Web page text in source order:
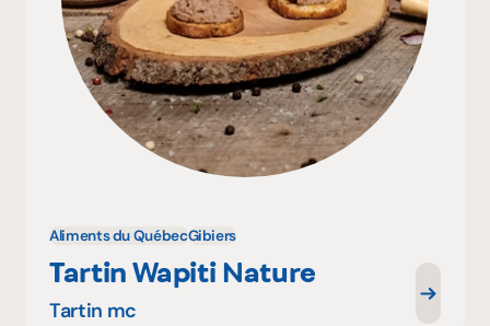
Aliments du QuébecGibiers
Tartin Wapiti Nature
Tartin mc